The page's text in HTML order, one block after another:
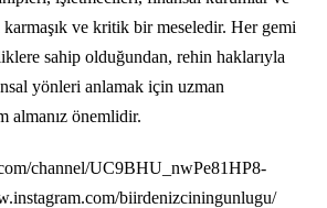
ve kritik bir meseledir. Her gemi
sahip olduğundan, rehin haklarıyla
yönleri anlamak için uzman
almanız önemlidir.
channel/UC9BHU_nwPe81HP8-
biirdenizciningunlugu/